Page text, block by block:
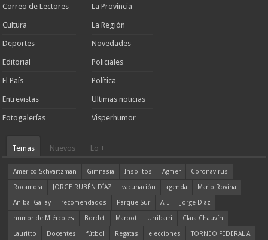
Correo de Lectores
Cultura
Deportes
Editorial
El País
Entrevistas
Fotogalerías
La Provincia
La Región
Novedades
Policiales
Política
Ultimas noticias
Visperhumor
Temas Nuevos Lo +
Americo Schvartzman Gimnasia Insólitos Agmer
Coronavirus
Rocamora
JORGE RUBÉN DÍAZ vacunación agenda
Mario Rovina
Aníbal Gallay
recomendados Parque Sur ATE
Jorge Díaz
humor de Miércoles
Bordet Marbot Urribarri
Clara Chauvín
Lauritto
Docentes fútbol Regatas elecciones
TORNEO FEDERAL A